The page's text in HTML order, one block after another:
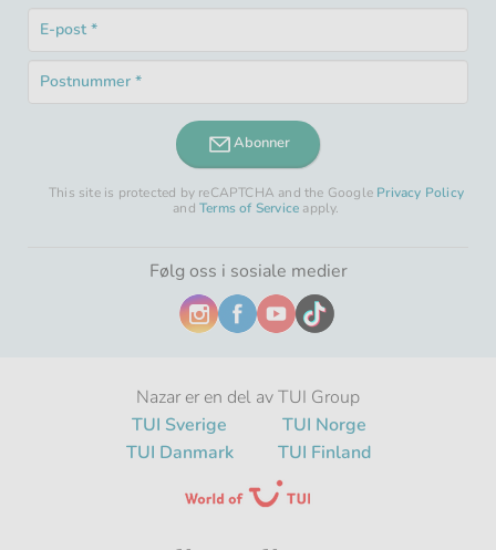
Nazar er en del av TUI Group
TUI Sverige
TUI Norge
TUI Danmark
TUI Finland
E-
post
felt
Postnummer
Obligatorisk
Abonner
This site is protected by reCAPTCHA and the Google Privacy Policy
andTerms of Service apply.
Følg oss i sosiale medier